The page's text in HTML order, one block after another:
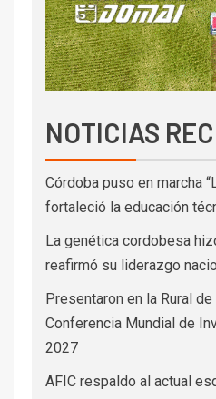
NOTICIAS
Córdoba puso en marcha
fortaleció la educación
La genética cordobesa
reafirmó su liderazgo
Presentaron en la Rural
Conferencia Mundial de
2027
AFIC respaldo al actual